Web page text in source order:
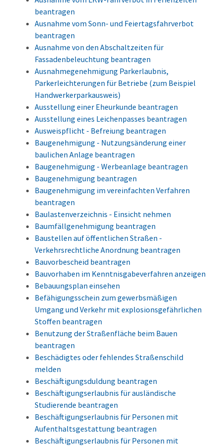
beantragen
Ausnahme vom Sonn- und Feiertagsfahrverbot
beantragen
Ausnahme von den Abschaltzeiten für
Fassadenbeleuchtung beantragen
Ausnahmegenehmigung Parkerlaubnis,
Parkerleichterungen für Betriebe (zum Beispiel
Handwerkerparkausweis)
Ausstellung einer Eheurkunde beantragen
Ausstellung eines Leichenpasses beantragen
Ausweispflicht - Befreiung beantragen
Baugenehmigung - Nutzungsänderung einer
baulichen Anlage beantragen
Baugenehmigung - Werbeanlage beantragen
Baugenehmigung beantragen
Baugenehmigung im vereinfachten Verfahren
beantragen
Baulastenverzeichnis - Einsicht nehmen
Baumfällgenehmigung beantragen
Baustellen auf öffentlichen Straßen -
Verkehrsrechtliche Anordnung beantragen
Bauvorbescheid beantragen
Bauvorhaben im Kenntnisgabeverfahren anzeigen
Bebauungsplan einsehen
Befähigungsschein zum gewerbsmäßigen
Umgang und Verkehr mit explosionsgefährlichen
Stoffen beantragen
Benutzung der Straßenfläche beim Bauen
beantragen
Beschädigtes oder fehlendes Straßenschild
melden
Beschäftigungsduldung beantragen
Beschäftigungserlaubnis für ausländische
Studierende beantragen
Beschäftigungserlaubnis für Personen mit
Aufenthaltsgestattung beantragen
Beschäftigungserlaubnis für Personen mit